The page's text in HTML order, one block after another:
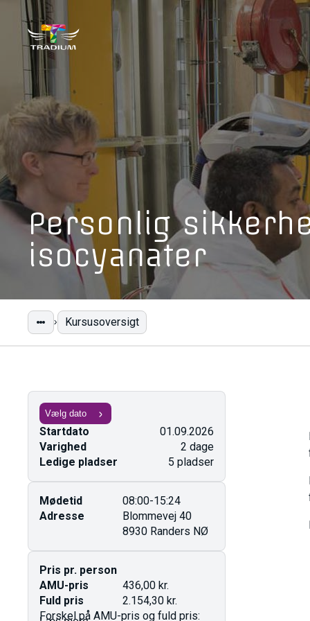
Personlig
isocyanater
Kursusoversigt
Startdato
01.09.2026
Varighed
2 dage
Ledige pladser
5 pladser
Mødetid
08:00-15:24
Adresse
Blommevej 40
8930 Randers NØ
Pris pr. person
AMU-pris
436,00 kr.
Fuld pris
2.154,30 kr.
Forskel på AMU-pris og fuld pris: